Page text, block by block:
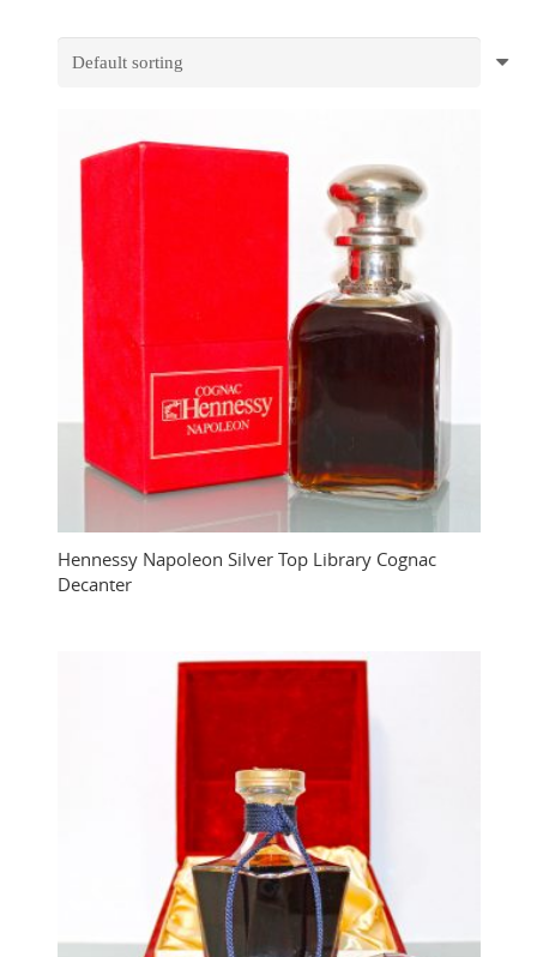
Hennessy Napoleon Silver Top Library Cognac
Decanter